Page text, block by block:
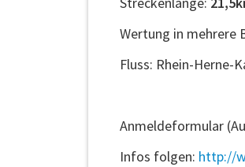
Wertung in mehrere
Fluss: Rhein-Herne-
Anmeldeformular
Infos folgen: http://